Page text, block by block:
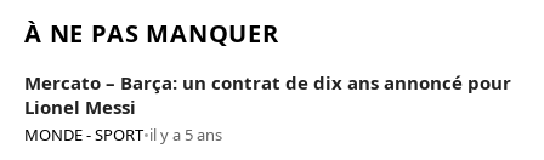
À NE PAS MANQUER
Mercato – Barça: un contrat de dix ans annoncé pour
Lionel Messi
MONDE - SPORT•il y a 5 ans